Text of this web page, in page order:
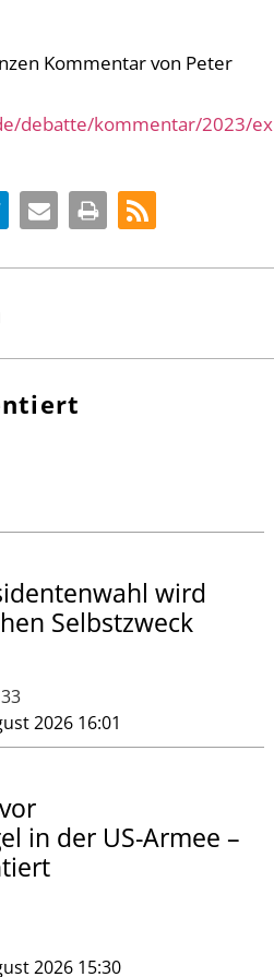
Kommentar von Peter
debatte/kommentar/2023/
wird
Selbstzweck
33
2026 16:01
in der US-Armee –
2026 15:30